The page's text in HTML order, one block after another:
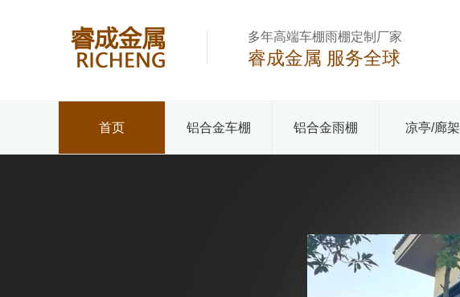
多年高端车棚雨棚定制厂家
睿成金属 服务全球
首页 铝合金车棚 铝合金雨棚 凉亭/廊架